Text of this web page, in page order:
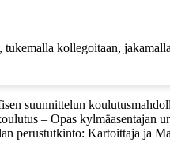
kollegoitaan,
suunnittelun
– Opas kylmäasentajan
perustutkinto: Kartoittaja ja